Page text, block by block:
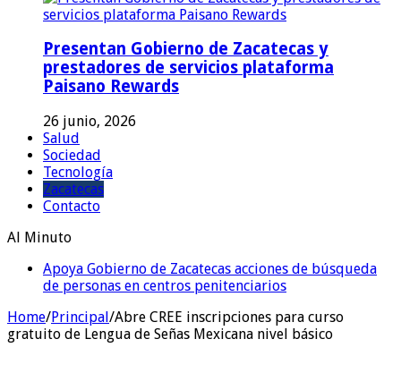
Presentan Gobierno de Zacatecas y
prestadores de servicios plataforma
Paisano Rewards
26 junio, 2026
Salud
Sociedad
Tecnología
Zacatecas
Contacto
Al Minuto
Apoya Gobierno de Zacatecas acciones de búsqueda
de personas en centros penitenciarios
Home/Principal/Abre CREE inscripciones para curso
gratuito de Lengua de Señas Mexicana nivel básico